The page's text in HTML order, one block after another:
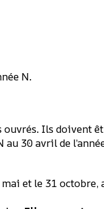
N.
ouvrés. Ils doivent
au 30 avril de
mai et le 31 octobre,